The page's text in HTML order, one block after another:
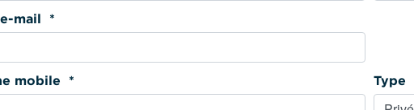
Répéter e-mail *
Téléphone mobile *